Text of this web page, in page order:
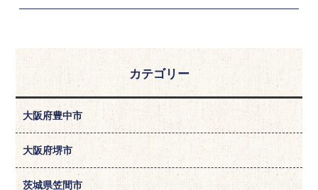
カテゴリー
大阪府豊中市
大阪府堺市
茨城県笠間市